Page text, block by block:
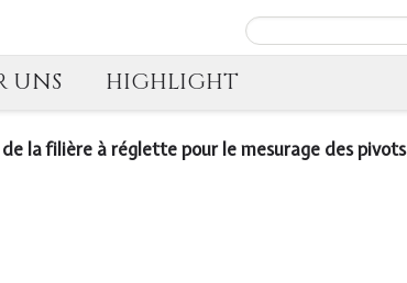
UNS HIGHLIGHT
de la filière à réglette pour le mesurage des pivots